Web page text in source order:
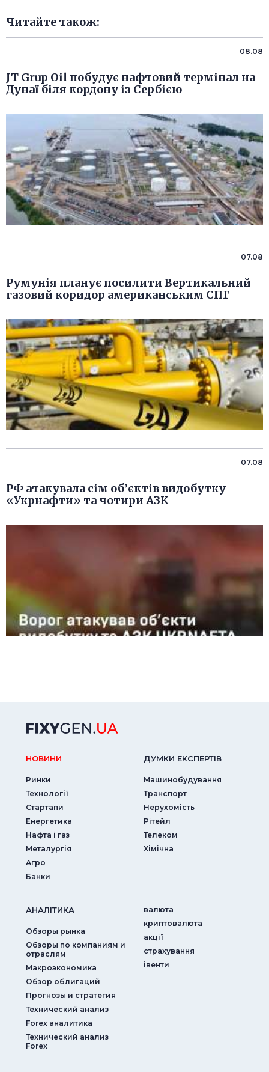
Читайте також:
08.08
JT Grup Oil побудує нафтовий термінал на
Дунаї біля кордону із Сербією
07.08
Румунія планує посилити Вертикальний
газовий коридор американським СПГ
07.08
РФ атакувала сім об’єктів видобутку
«Укрнафти» та чотири АЗК
НОВИНИ
Ринки
Технології
Стартапи
Енергетика
Нафта і газ
Металургія
Агро
Банки
ДУМКИ ЕКСПЕРТIВ
Машинобудування
Транспорт
Нерухомість
Рітейл
Телеком
Хімічна
АНАЛIТИКА
Обзоры рынка
Обзоры по компаниям и
отраслям
Макроэкономика
Обзор облигаций
Прогнозы и стратегия
Технический анализ
Forex аналитика
Технический анализ
Forex
валюта
криптовалюта
акції
страхування
iвенти